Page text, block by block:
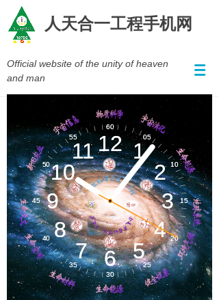
Official website of the unity of heaven
and man
人天合一工程手机网
物质科学宇宙演化​
宇宙信息​
生命起源​
道
新旧农业
理
合
地球系统​
生命天文​ 法
爱
法
生命空间​ 环境气候​
生命材料​ 健全健康​
生命能源​